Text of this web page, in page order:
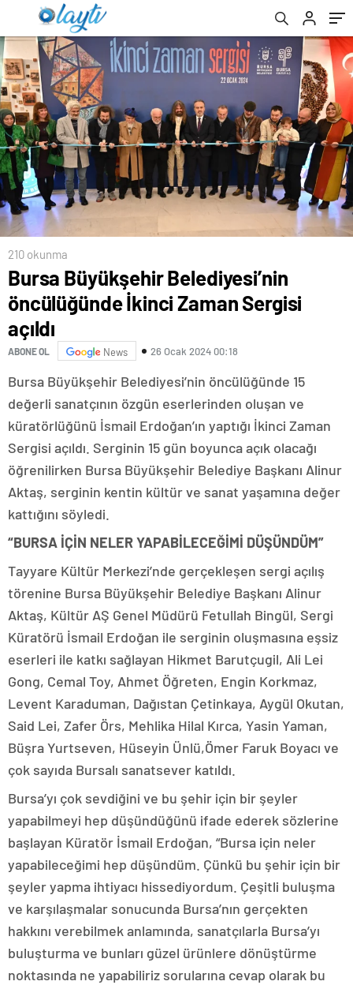
210 okunma
Bursa Büyükşehir Belediyesi’nin
öncülüğünde İkinci Zaman Sergisi
açıldı
ABONE OL News 26 Ocak 2024 00:18
Bursa Büyükşehir Belediyesi’nin öncülüğünde 15
değerli sanatçının özgün eserlerinden oluşan ve
küratörlüğünü İsmail Erdoğan’ın yaptığı İkinci Zaman
Sergisi açıldı. Serginin 15 gün boyunca açık olacağı
öğrenilirken Bursa Büyükşehir Belediye Başkanı Alinur
Aktaş, serginin kentin kültür ve sanat yaşamına değer
kattığını söyledi.
“BURSA İÇİN NELER YAPABİLECEĞİMİ DÜŞÜNDÜM”
Tayyare Kültür Merkezi’nde gerçekleşen sergi açılış
törenine Bursa Büyükşehir Belediye Başkanı Alinur
Aktaş, Kültür AŞ Genel Müdürü Fetullah Bingül, Sergi
Küratörü İsmail Erdoğan ile serginin oluşmasına eşsiz
eserleri ile katkı sağlayan Hikmet Barutçugil, Ali Lei
Gong, Cemal Toy, Ahmet Öğreten, Engin Korkmaz,
Levent Karaduman, Dağıstan Çetinkaya, Aygül Okutan,
Said Lei, Zafer Örs, Mehlika Hilal Kırca, Yasin Yaman,
Büşra Yurtseven, Hüseyin Ünlü,Ömer Faruk Boyacı ve
çok sayıda Bursalı sanatsever katıldı.
Bursa’yı çok sevdiğini ve bu şehir için bir şeyler
yapabilmeyi hep düşündüğünü ifade ederek sözlerine
başlayan Küratör İsmail Erdoğan, “Bursa için neler
yapabileceğimi hep düşündüm. Çünkü bu şehir için bir
şeyler yapma ihtiyacı hissediyordum. Çeşitli buluşma
ve karşılaşmalar sonucunda Bursa’nın gerçekten
hakkını verebilmek anlamında, sanatçılarla Bursa’yı
buluşturma ve bunları güzel ürünlere dönüştürme
noktasında ne yapabiliriz sorularına cevap olarak bu